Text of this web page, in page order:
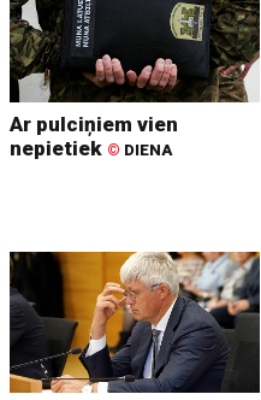
Ar pulciņiem vien
nepietiek © DIENA